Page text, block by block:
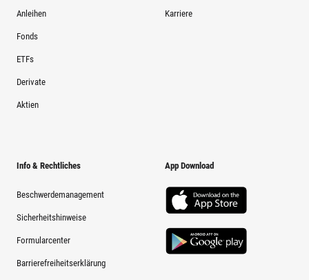
Anleihen
Fonds
ETFs
Derivate
Aktien
Karriere
Info & Rechtliches
Beschwerdemanagement
Sicherheitshinweise
Formularcenter
Barrierefreiheitserklärung
App Download